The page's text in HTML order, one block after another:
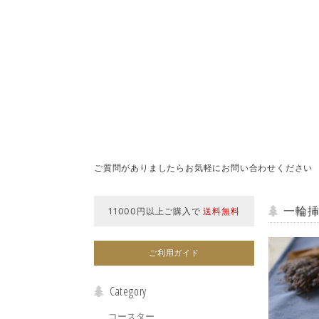
ご質問がありましたらお気軽にお問い合わせください
11000円以上ご購入で送料無料
ご利用ガイド
Category
コースター
一輪